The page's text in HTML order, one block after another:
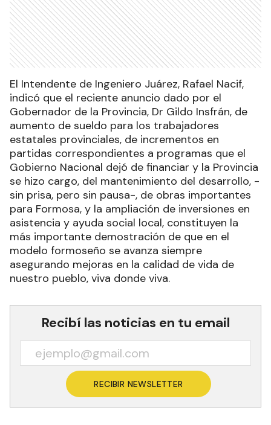
El Intendente de Ingeniero Juárez, Rafael Nacif,
indicó que el reciente anuncio dado por el
Gobernador de la Provincia, Dr Gildo Insfrán, de
aumento de sueldo para los trabajadores
estatales provinciales, de incrementos en
partidas correspondientes a programas que el
Gobierno Nacional dejó de financiar y la Provincia
se hizo cargo, del mantenimiento del desarrollo, -
sin prisa, pero sin pausa-, de obras importantes
para Formosa, y la ampliación de inversiones en
asistencia y ayuda social local, constituyen la
más importante demostración de que en el
modelo formoseño se avanza siempre
asegurando mejoras en la calidad de vida de
nuestro pueblo, viva donde viva.
Recibí las noticias en tu email
RECIBIR NEWSLETTER